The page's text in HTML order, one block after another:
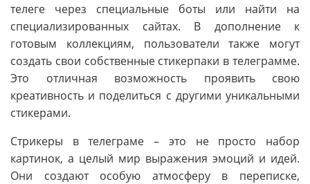
телеге через специальные боты или найти на
специализированных сайтах. В дополнение к
готовым коллекциям, пользователи также могут
создать свои собственные стикерпаки в телеграмме.
Это отличная возможность проявить свою
креативность и поделиться с другими уникальными
стикерами.
Стрикеры в телеграме – это не просто набор
картинок, а целый мир выражения эмоций и идей.
Они создают особую атмосферу в переписке,